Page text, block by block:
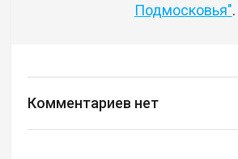
Подмосковья".
Комментариев нет